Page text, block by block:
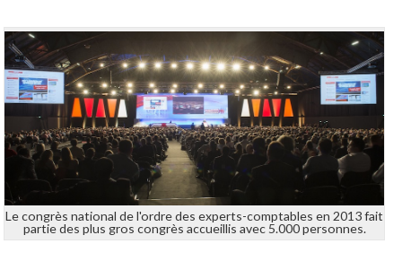
Le congrès national de l'ordre des experts-comptables en 2013 fait
partie des plus gros congrès accueillis avec 5.000 personnes.